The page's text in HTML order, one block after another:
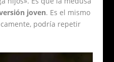
joven. Es el mismo
podría repetir